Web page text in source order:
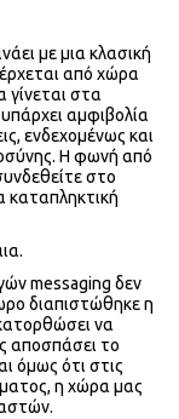
με μια κλασική
από χώρα
γίνεται στα
αμφιβολία
ενδεχομένως και
Η φωνή από
στο
καταπληκτική
messaging δεν
διαπιστώθηκε η
να
αποσπάσει το
όμως ότι στις
η χώρα μας